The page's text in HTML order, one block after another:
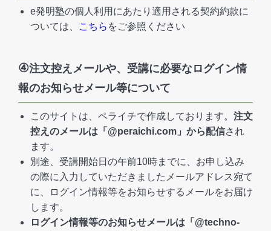
e発明塾の個人利用にあたり適用される契約約款に
ついては、
こちら をご参照ください
④注文控えメールや、受講に必要なログイン情
報のお知らせメール等について
このサイトは、ペライチで作成しております。 注文
控えのメールは「@peraichi.com」から配信され
ます。
別途、受講開始日の午前10時までに、お申し込み
の際に入力していただきましたメールアドレス宛て
に、ログイン情報等をお知らせするメールをお届け
します。
ログイン情報等のお知らせメールは 「@techno-